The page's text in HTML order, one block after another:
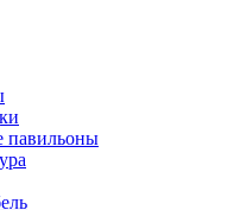
павильоны